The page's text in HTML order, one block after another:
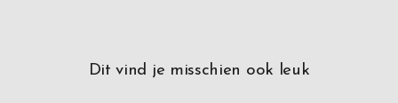
Dit vind je misschien ook leuk